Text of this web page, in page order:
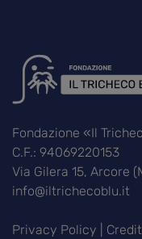
Fondazione «Il
C.F.: 94069220153
Via Gilera 15, Arcore
info@iltrichecoblu.it
Privacy Policy